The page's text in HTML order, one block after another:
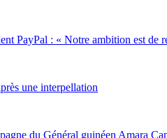
PayPal : « Notre ambition est de
une interpellation
du Général guinéen Amara